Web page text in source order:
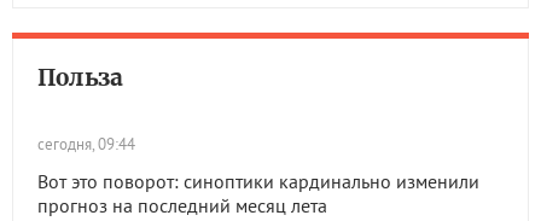
Польза
сегодня, 09:44
Вот это поворот: синоптики кардинально изменили
прогноз на последний месяц лета